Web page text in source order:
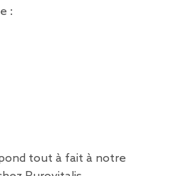
:
tout à fait à notre